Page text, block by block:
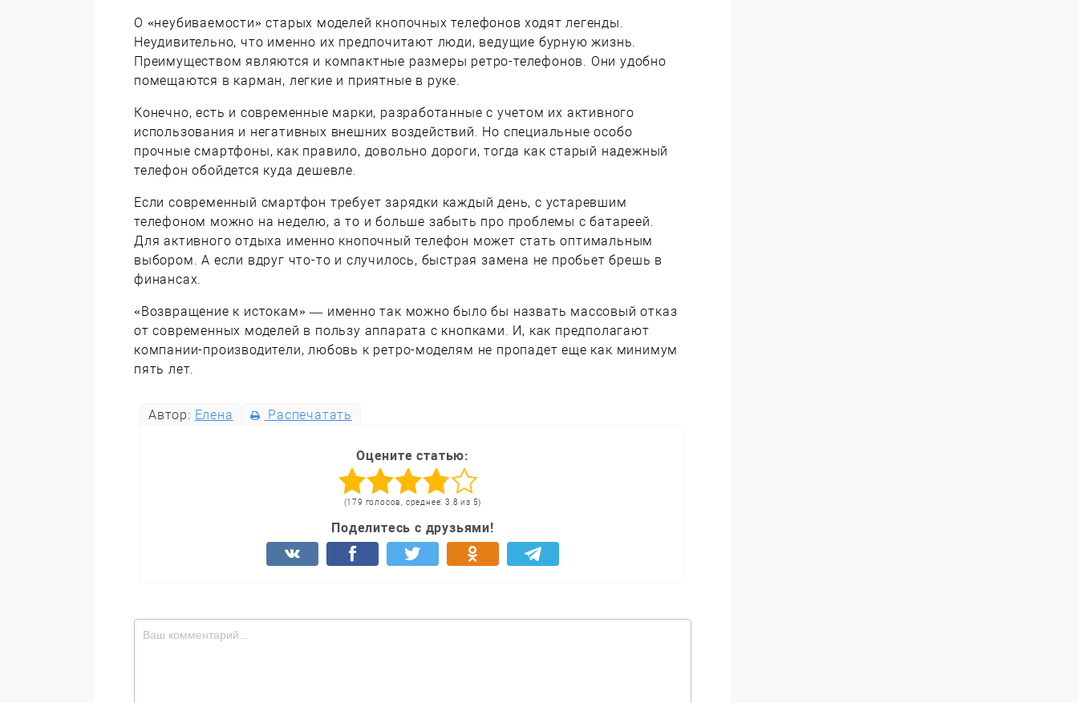
О «неубиваемости» старых моделей кнопочных телефонов ходят легенды.
Неудивительно, что именно их предпочитают люди, ведущие бурную жизнь.
Преимуществом являются и компактные размеры ретро-телефонов. Они удобно
помещаются в карман, легкие и приятные в руке.
Конечно, есть и современные марки, разработанные с учетом их активного
использования и негативных внешних воздействий. Но специальные особо
прочные смартфоны, как правило, довольно дороги, тогда как старый надежный
телефон обойдется куда дешевле.
Если современный смартфон требует зарядки каждый день, с устаревшим
телефоном можно на неделю, а то и больше забыть про проблемы с батареей.
Для активного отдыха именно кнопочный телефон может стать оптимальным
выбором. А если вдруг что-то и случилось, быстрая замена не пробьет брешь в
финансах.
«Возвращение к истокам» — именно так можно было бы назвать массовый отказ
от современных моделей в пользу аппарата с кнопками. И, как предполагают
компании-производители, любовь к ретро-моделям не пропадет еще как минимум
пять лет.
Автор: Елена Распечатать
Оцените статью:
(179 голосов, среднее: 3.8 из 5)
Поделитесь с друзьями!